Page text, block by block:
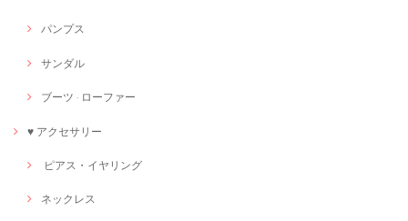
パンプス
サンダル
ブーツ · ローファー
♥ アクセサリー
ピアス・イヤリング
ネックレス